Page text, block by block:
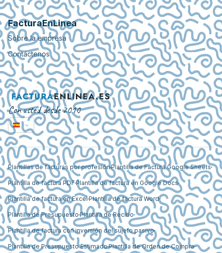
FacturaEnLinea
Sobre la empresa
Contáctenos
Con usted desde 2010
Plantillas de facturas por profesiónPlantilla de Factura Google Sheets
Plantilla de factura PDFPlantilla de factura en Google Docs
Plantilla de factura en ExcelPlantilla de factura Word
Plantilla de Presupuesto Plantilla de Recibo
Plantilla de factura con inversión del sujeto pasivo
Plantilla de Presupuesto EstimadoPlantilla de Orden de Compra